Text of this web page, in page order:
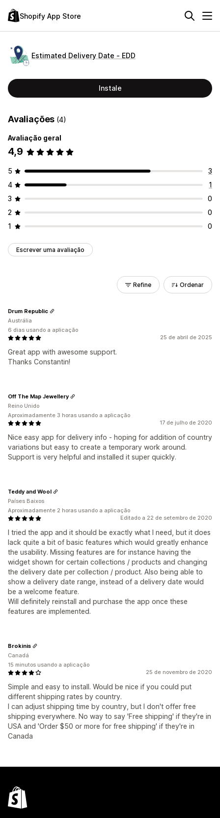
Shopify App Store
Estimated Delivery Date ‑ EDD
Instale
Avaliações (4)
Avaliação geral
4,9
5
3
4
1
3
0
2
0
1
0
Escrever uma avaliação
Refine Ordenar
25 de abril de 2025
Great app with awesome support.
Thanks Constantin!
Drum Republic
Austrália
6 dias usando a aplicação
17 de julho de 2020
Nice easy app for delivery info - hoping for addition of country
variations but easy to create a temporary work around.
Support is very helpful and installed it super quickly.
Off The Map Jewellery
Reino Unido
Aproximadamente 3 horas usando a aplicação
Editado a 22 de setembro de 2020
I tried the app and it should be exactly what I need, but it does
lack quite a bit of basic features which would greatly enhance
the usability. Missing features are for instance having the
widget shown for certain collections / products and changing
the delivery date per collection / product. Also being able to
show a delivery date range, instead of a delivery date would
be a welcome feature.
Will definitely reinstall and purchase the app once these
features are implemented.
Teddy and Wool
Países Baixos
Aproximadamente 2 horas usando a aplicação
25 de novembro de 2020
Simple and easy to install. Would be nice if you could put
different shipping rates by country.
I can adjust shipping time by country, but I don't offer free
shipping everywhere. No way to say 'Free shipping' if they're in
USA and 'Order $50 or more for free shipping' if they're in
Canada
Brokinis
Canadá
15 minutos usando a aplicação